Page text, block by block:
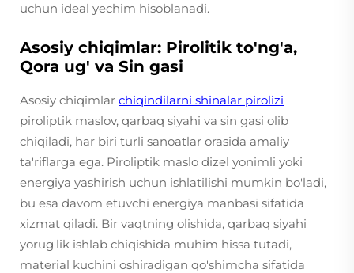
uchun ideal yechim hisoblanadi.
Asosiy chiqimlar: Pirolitik to'ng'a,
Qora ug' va Sin gasi
Asosiy chiqimlar chiqindilarni shinalar pirolizi
piroliptik maslov, qarbaq siyahi va sin gasi olib
chiqiladi, har biri turli sanoatlar orasida amaliy
ta'riflarga ega. Piroliptik maslo dizel yonimli yoki
energiya yashirish uchun ishlatilishi mumkin bo'ladi,
bu esa davom etuvchi energiya manbasi sifatida
xizmat qiladi. Bir vaqtning olishida, qarbaq siyahi
yorug'lik ishlab chiqishida muhim hissa tutadi,
material kuchini oshiradigan qo'shimcha sifatida